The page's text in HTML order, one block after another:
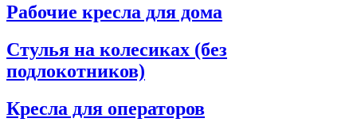
Рабочие кресла для дома
Стулья на колесиках (без
подлокотников)
Кресла для операторов